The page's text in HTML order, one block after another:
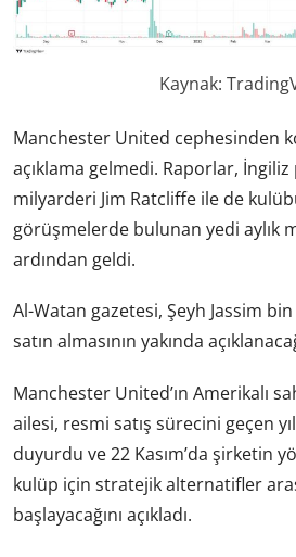
Kaynak:
Manchester United cephesinden
açıklama gelmedi. Raporlar,
milyarderi Jim Ratcliffe ile de
görüşmelerde bulunan yedi aylık
ardından geldi.
Al-Watan gazetesi, Şeyh Jassim
satın almasının yakında
Manchester United’ın Amerikalı
ailesi, resmi satış sürecini geçen
duyurdu ve 22 Kasım’da şirketin
kulüp için stratejik alternatifler
başlayacağını açıkladı.